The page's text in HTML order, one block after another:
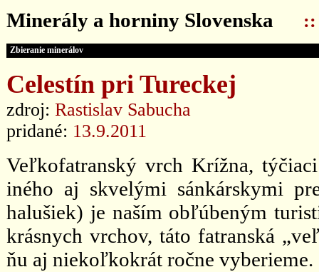
Minerály a horniny Slovenska ::
Zbieranie minerálov
Celestín pri Tureckej
zdroj: Rastislav Sabucha
pridané: 13.9.2011
Veľkofatranský vrch Krížna,
iného aj skvelými sánkárskymi
halušiek) je naším obľúbeným
krásnych vrchov, táto fatranská
ňu aj niekoľkokrát ročne vyberieme.